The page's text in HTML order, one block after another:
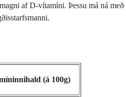
af D-vítamíni. Þessu má ná
(á 100g)